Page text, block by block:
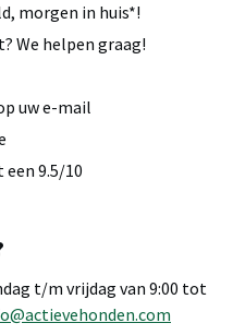
morgen in huis*!
We helpen graag!
uw e-mail
9.5/10
t/m vrijdag van 9:00 tot